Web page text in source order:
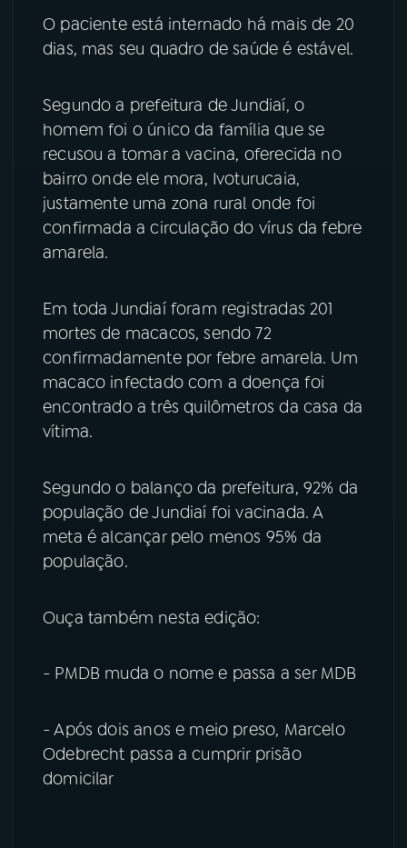
YouTube Facebook
TikTok
O paciente está internado há mais de 20
dias, mas seu quadro de saúde é estável.
Segundo a prefeitura de Jundiaí, o
homem foi o único da família que se
recusou a tomar a vacina, oferecida no
bairro onde ele mora, Ivoturucaia,
justamente uma zona rural onde foi
confirmada a circulação do vírus da febre
amarela.
Em toda Jundiaí foram registradas 201
mortes de macacos, sendo 72
confirmadamente por febre amarela. Um
macaco infectado com a doença foi
encontrado a três quilômetros da casa da
vítima.
Segundo o balanço da prefeitura, 92% da
população de Jundiaí foi vacinada. A
meta é alcançar pelo menos 95% da
população.
Ouça também nesta edição:
- PMDB muda o nome e passa a ser MDB
- Após dois anos e meio preso, Marcelo
Odebrecht passa a cumprir prisão
domicilar